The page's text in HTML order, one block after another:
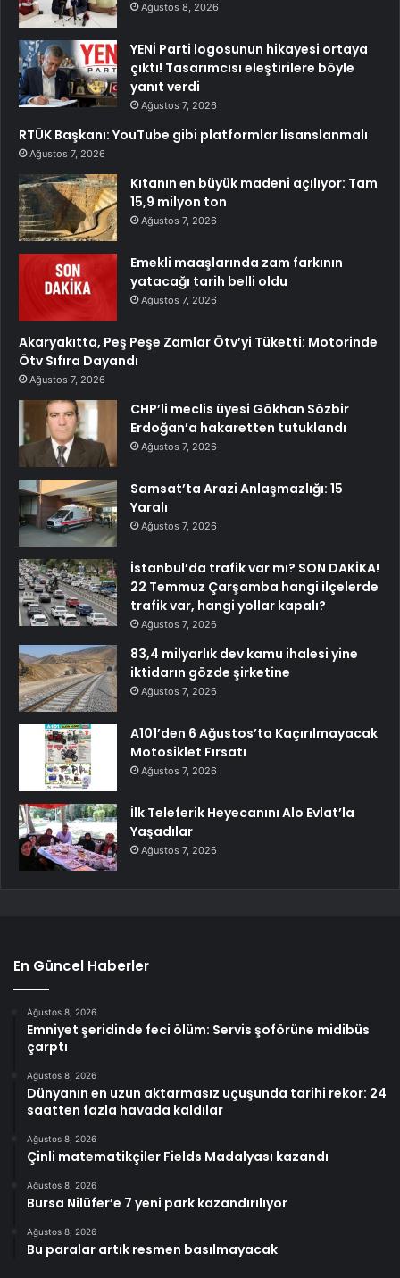
Ağustos 8, 2026
YENİ Parti logosunun hikayesi ortaya
çıktı! Tasarımcısı eleştirilere böyle
yanıt verdi
Ağustos 7, 2026
RTÜK Başkanı: YouTube gibi platformlar lisanslanmalı
Ağustos 7, 2026
Kıtanın en büyük madeni açılıyor: Tam
15,9 milyon ton
Ağustos 7, 2026
Emekli maaşlarında zam farkının
yatacağı tarih belli oldu
Ağustos 7, 2026
Akaryakıtta, Peş Peşe Zamlar Ötv’yi Tüketti: Motorinde
Ötv Sıfıra Dayandı
Ağustos 7, 2026
CHP’li meclis üyesi Gökhan Sözbir
Erdoğan’a hakaretten tutuklandı
Ağustos 7, 2026
Samsat’ta Arazi Anlaşmazlığı: 15
Yaralı
Ağustos 7, 2026
İstanbul’da trafik var mı? SON DAKİKA!
22 Temmuz Çarşamba hangi ilçelerde
trafik var, hangi yollar kapalı?
Ağustos 7, 2026
83,4 milyarlık dev kamu ihalesi yine
iktidarın gözde şirketine
Ağustos 7, 2026
A101’den 6 Ağustos’ta Kaçırılmayacak
Motosiklet Fırsatı
Ağustos 7, 2026
İlk Teleferik Heyecanını Alo Evlat’la
Yaşadılar
Ağustos 7, 2026
En Güncel Haberler
Ağustos 8, 2026
Emniyet şeridinde feci ölüm: Servis şoförüne midibüs
çarptı
Ağustos 8, 2026
Dünyanın en uzun aktarmasız uçuşunda tarihi rekor: 24
saatten fazla havada kaldılar
Ağustos 8, 2026
Çinli matematikçiler Fields Madalyası kazandı
Ağustos 8, 2026
Bursa Nilüfer’e 7 yeni park kazandırılıyor
Ağustos 8, 2026
Bu paralar artık resmen basılmayacak